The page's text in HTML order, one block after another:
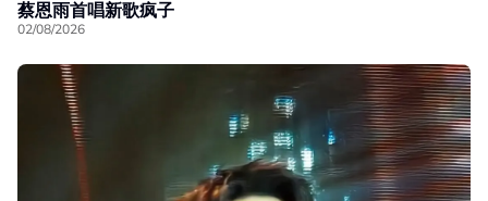
蔡恩雨首唱新歌疯子
02/08/2026